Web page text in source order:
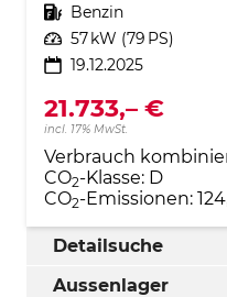
Kraftstoff Benzin
Leistung 57 kW (79 PS)
19.12.2025
21.733,– €
incl. 17% MwSt.
Verbrauch
CO2-Klasse: D
CO2-Emissionen:
Detailsuche
Aussenlager